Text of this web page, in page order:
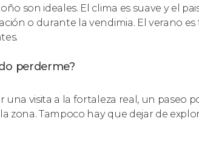
son ideales. El clima es suave y el
o durante la vendimia. El verano
perderme?
una visita a la fortaleza real, un paseo
zona. Tampoco hay que dejar de